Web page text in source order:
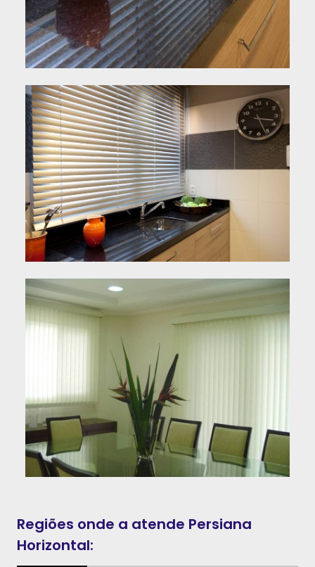
Regiões onde a atende Persiana
Horizontal: